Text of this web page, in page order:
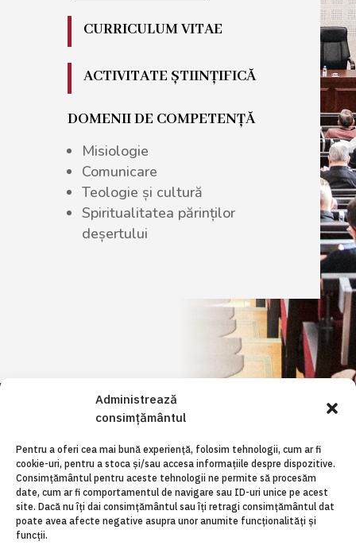
Administrează
consimțământul
Pentru a oferi cea mai bună experiență, folosim tehnologii, cum ar fi
cookie-uri, pentru a stoca și/sau accesa informațiile despre dispozitive.
Consimțământul pentru aceste tehnologii ne permite să procesăm
date, cum ar fi comportamentul de navigare sau ID-uri unice pe acest
site. Dacă nu îți dai consimțământul sau îți retragi consimțământul dat
poate avea afecte negative asupra unor anumite funcționalități și
funcții.
CURRICULUM VITAE
ACTIVITATE ȘTIINȚIFICĂ
DOMENII DE COMPETENȚĂ
Misiologie
Comunicare
Teologie și cultură
Spiritualitatea părinților
deșertului